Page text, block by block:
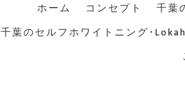
ホーム コンセプト
千葉
千葉のセルフホワイトニング･